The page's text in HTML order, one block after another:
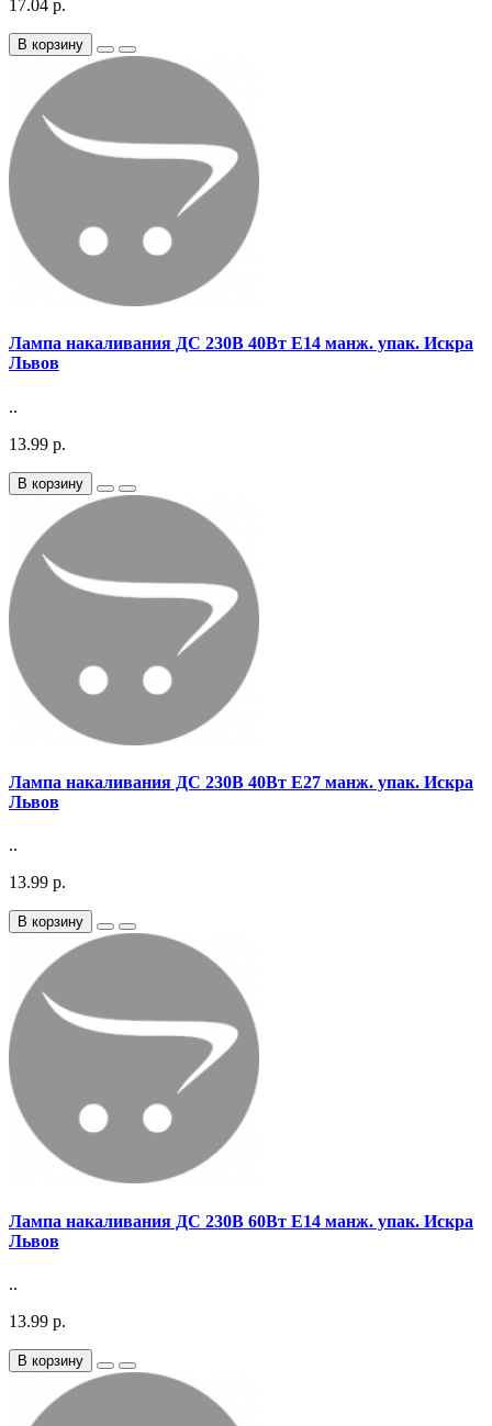
17.04 р.
В корзину
Лампа накаливания ДС 230В 40Вт E14 манж. упак. Искра
Львов
..
13.99 р.
В корзину
Лампа накаливания ДС 230В 40Вт E27 манж. упак. Искра
Львов
..
13.99 р.
В корзину
Лампа накаливания ДС 230В 60Вт E14 манж. упак. Искра
Львов
..
13.99 р.
В корзину